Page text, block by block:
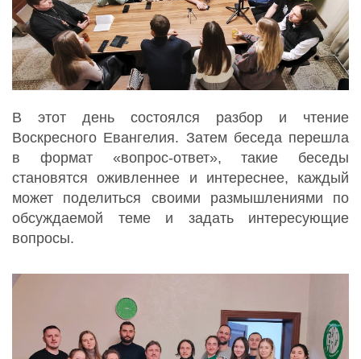
В этот день состоялся разбор и чтение
Воскресного Евангелия. Затем беседа перешла
в формат «вопрос-ответ», такие беседы
становятся оживленнее и интереснее, каждый
может поделиться своими размышлениями по
обсуждаемой теме и задать интересующие
вопросы.